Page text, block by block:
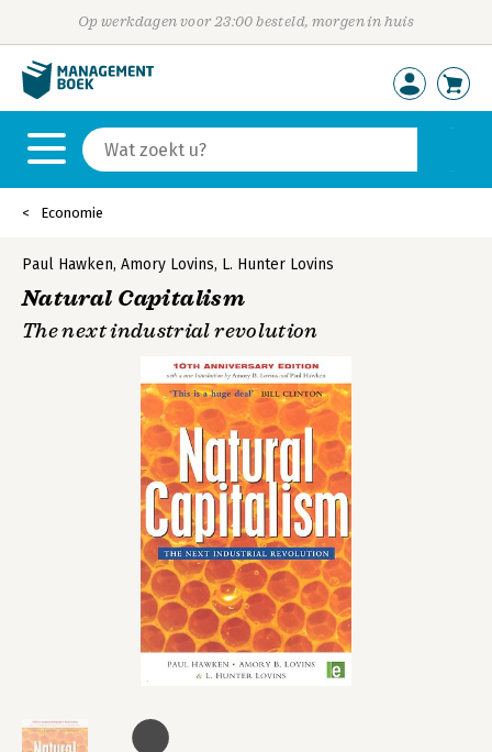
Op werkdagen voor 23:00 besteld, morgen in huis
Economie
Paul Hawken, Amory Lovins, L. Hunter Lovins
Natural Capitalism
The next industrial revolution